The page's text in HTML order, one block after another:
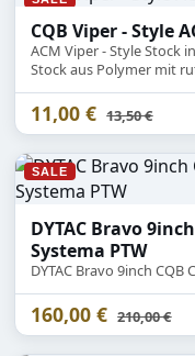
CQB Viper - Style
ACM Viper - Style Stock
Stock aus Polymer mit
QD Öffnung.
11,00 € Statt
13,50 €
SALE
DYTAC Bravo
Systema PTW
DYTAC Bravo 9inch
160,00 € Statt
210,00 €